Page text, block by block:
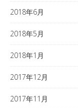
2018年6月
2018年5月
2018年1月
2017年12月
2017年11月